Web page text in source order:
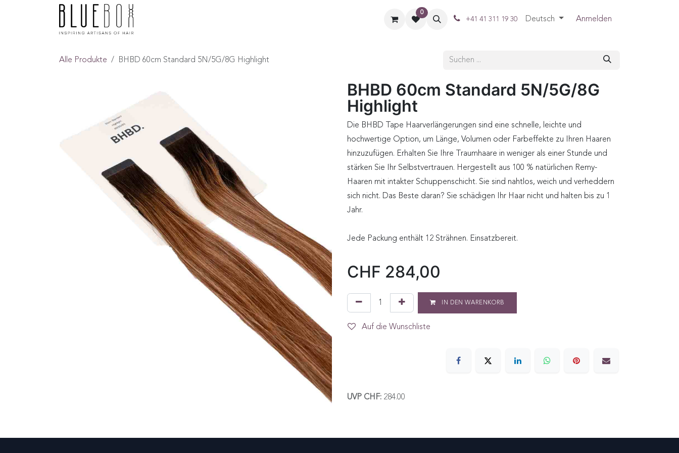
ZUM INHALT SPRINGEN
0
+41 41 311 19 30 Deutsch Anmelden
Alle Produkte BHBD 60cm Standard 5N/5G/8G Highlight
BHBD 60cm Standard 5N/5G/8G
Highlight
Die BHBD Tape Haarverlängerungen sind eine schnelle, leichte und
hochwertige Option, um Länge, Volumen oder Farbeffekte zu Ihren Haaren
hinzuzufügen. Erhalten Sie Ihre Traumhaare in weniger als einer Stunde und
stärken Sie Ihr Selbstvertrauen. Hergestellt aus 100 % natürlichen Remy-
Haaren mit intakter Schuppenschicht. Sie sind nahtlos, weich und verheddern
sich nicht. Das Beste daran? Sie schädigen Ihr Haar nicht und halten bis zu 1
Jahr.
Jede Packung enthält 12 Strähnen. Einsatzbereit.
CHF 284,00
IN DEN WARENKORB
Auf die Wunschliste
UVP CHF: 284.00